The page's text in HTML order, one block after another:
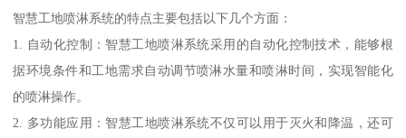
智慧工地喷淋系统的特点主要包括以下几个方面：
1. 自动化控制：智慧工地喷淋系统采用的自动化控制技术，能够根
据环境条件和工地需求自动调节喷淋水量和喷淋时间，实现智能化
的喷淋操作。
2. 多功能应用：智慧工地喷淋系统不仅可以用于灭火和降温，还可